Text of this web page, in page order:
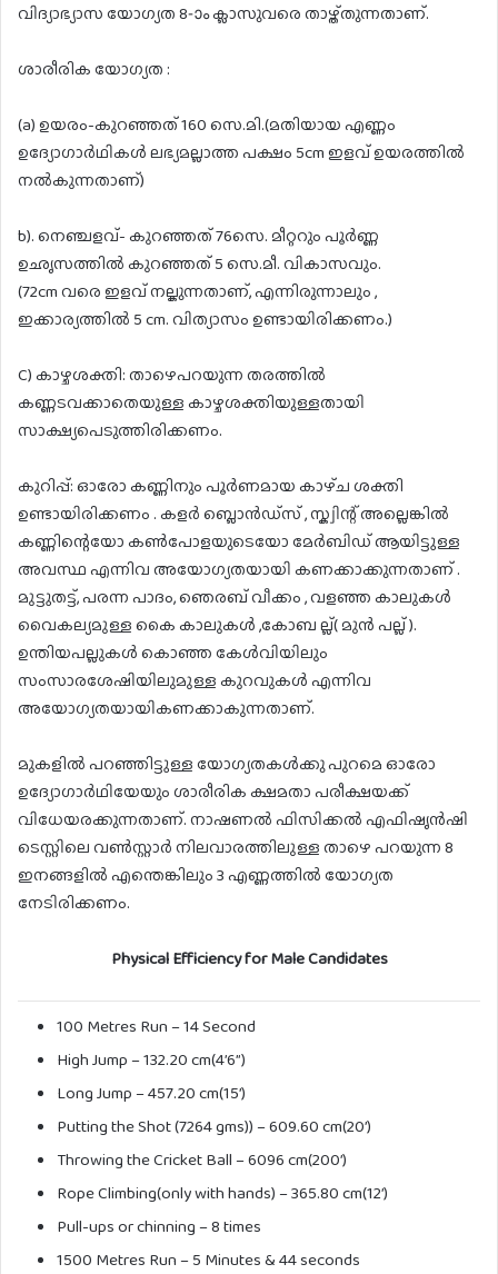
വിദ്യാഭ്യാസ യോഗ്യത 8-ാം ക്ലാസുവരെ താഴ്ത്തുന്നതാണ്.
ശാരീരിക യോഗ്യത :
(a) ഉയരം-കുറഞ്ഞത് 160 സെ.മി.(മതിയായ എണ്ണം
ഉദ്യോഗാർഥികൾ ലഭ്യമല്ലാത്ത പക്ഷം 5cm ഇളവ് ഉയരത്തിൽ
നൽകുന്നതാണ്)
b). നെഞ്ചളവ്- കുറഞ്ഞത് 76സെ. മീറ്ററും പൂർണ്ണ
ഉഛൃസത്തിൽ കുറഞ്ഞത് 5 സെ.മീ. വികാസവും.
(72cm വരെ ഇളവ് നല്കുന്നതാണ്, എന്നിരുന്നാലും ,
ഇക്കാര്യത്തിൽ 5 cm. വിത്യാസം ഉണ്ടായിരിക്കണം.)
C) കാഴ്ചശക്തി: താഴെപറയുന്ന തരത്തിൽ
കണ്ണടവക്കാതെയുള്ള കാഴ്ചശക്തിയുള്ളതായി
സാക്ഷ്യപെടുത്തിരിക്കണം.
കുറിപ്പ്: ഓരോ കണ്ണിനും പൂർണമായ കാഴ്‌ച ശക്തി
ഉണ്ടായിരിക്കണം . കളർ ബ്ലൊൻഡ്സ് , സ്ക്വിന്റ് അല്ലെങ്കിൽ
കണ്ണിന്റെയോ കൺപോളയുടെയോ മേർബിഡ് ആയിട്ടുള്ള
അവസ്ഥ എന്നിവ അയോഗ്യതയായി കണക്കാക്കുന്നതാണ് .
മുട്ടുതട്ട്, പരന്ന പാദം, ഞെരബ് വീക്കം , വളഞ്ഞ കാലുകൾ
വൈകല്യമുള്ള കൈ കാലുകൾ ,കോബ ല്ല്( മുൻ പല്ല് ).
ഉന്തിയപല്ലുകൾ കൊഞ്ഞ കേൾവിയിലും
സംസാരശേഷിയിലുമുള്ള കുറവുകൾ എന്നിവ
അയോഗ്യതയായികണക്കാകുന്നതാണ്.
മുകളിൽ പറഞ്ഞിട്ടുള്ള യോഗ്യതകൾക്കു പുറമെ ഓരോ
ഉദ്യോഗാർഥിയേയും ശാരീരിക ക്ഷമതാ പരീക്ഷയക്ക്
വിധേയരക്കുന്നതാണ്. നാഷണൽ ഫിസിക്കൽ എഫിഷൃൻഷി
ടെസ്റ്റിലെ വൺസ്റ്റാർ നിലവാരത്തിലുള്ള താഴെ പറയുന്ന 8
ഇനങ്ങളിൽ എന്തെങ്കിലും 3 എണ്ണത്തിൽ യോഗ്യത
നേടിരിക്കണം.
Physical Efficiency for Male Candidates
100 Metres Run – 14 Second
High Jump – 132.20 cm(4’6”)
Long Jump – 457.20 cm(15’)
Putting the Shot (7264 gms)) – 609.60 cm(20’)
Throwing the Cricket Ball – 6096 cm(200’)
Rope Climbing(only with hands) – 365.80 cm(12’)
Pull-ups or chinning – 8 times
1500 Metres Run – 5 Minutes & 44 seconds